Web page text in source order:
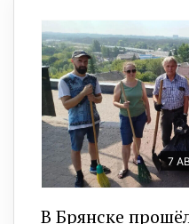
7
В Брянске